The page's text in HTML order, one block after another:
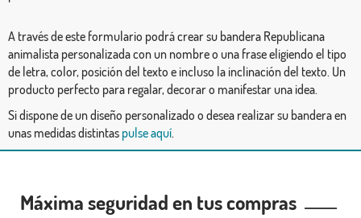
A través de este formulario podrá crear su bandera Republicana
animalista personalizada con un nombre o una frase eligiendo el tipo
de letra, color, posición del texto e incluso la inclinación del texto. Un
producto perfecto para regalar, decorar o manifestar una idea.
Si dispone de un diseño personalizado o desea realizar su bandera en
unas medidas distintas pulse aquí.
Máxima seguridad en tus compras